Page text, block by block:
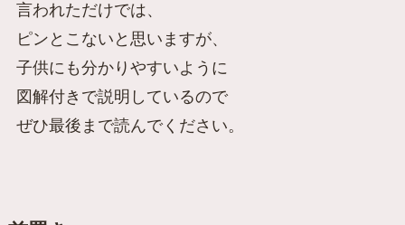
言われただけでは、
ピンとこないと思いますが、
子供にも分かりやすいように
図解付きで説明しているので
ぜひ最後まで読んでください。